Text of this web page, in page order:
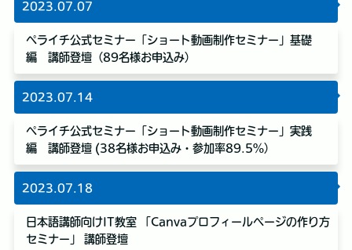
2023.07.07
ペライチ公式セミナー「ショート動画制作セミナー」基礎
編 講師登壇（89名様お申込み）
2023.07.14
ペライチ公式セミナー「ショート動画制作セミナー」実践
編 講師登壇 (38名様お申込み・参加率89.5%）
2023.07.18
日本語講師向けIT教室 「Canvaプロフィールページの作り方
セミナー」 講師登壇